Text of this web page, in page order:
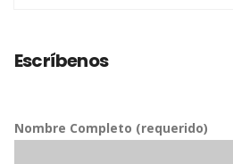
Escríbenos
Nombre Completo (requerido)